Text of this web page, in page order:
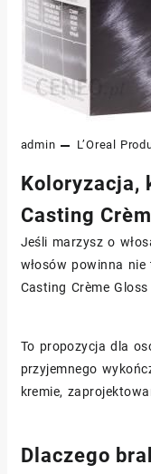
admin L’Oreal
Koloryzacja,
Casting
Jeśli marzysz o
włosów powinna
Casting Crème
To propozycja dla
przyjemnego
kremie,
Dlaczego